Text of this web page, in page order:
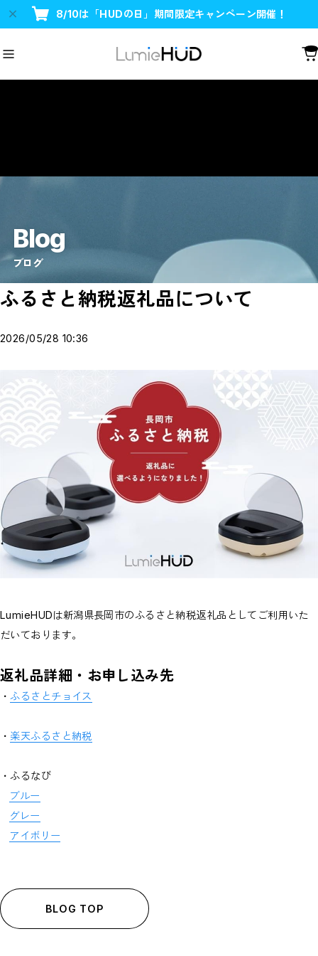
8/10は「HUDの日」期間限定キャンペーン開催！
Blog
ブログ
ふるさと納税返礼品について
2026/05/28 10:36
LumieHUDは新潟県長岡市のふるさと納税返礼品としてご利用いた
だいております。
返礼品詳細・お申し込み先
・ふるさとチョイス
・ 楽天ふるさと納税
・ふるなび
ブルー
グレー
アイボリー
BLOG TOP